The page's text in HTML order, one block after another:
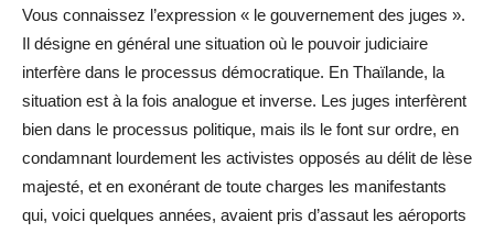
Vous connaissez l’expression « le gouvernement des juges ».
Il désigne en général une situation où le pouvoir judiciaire
interfère dans le processus démocratique. En Thaïlande, la
situation est à la fois analogue et inverse. Les juges interfèrent
bien dans le processus politique, mais ils le font sur ordre, en
condamnant lourdement les activistes opposés au délit de lèse
majesté, et en exonérant de toute charges les manifestants
qui, voici quelques années, avaient pris d’assaut les aéroports